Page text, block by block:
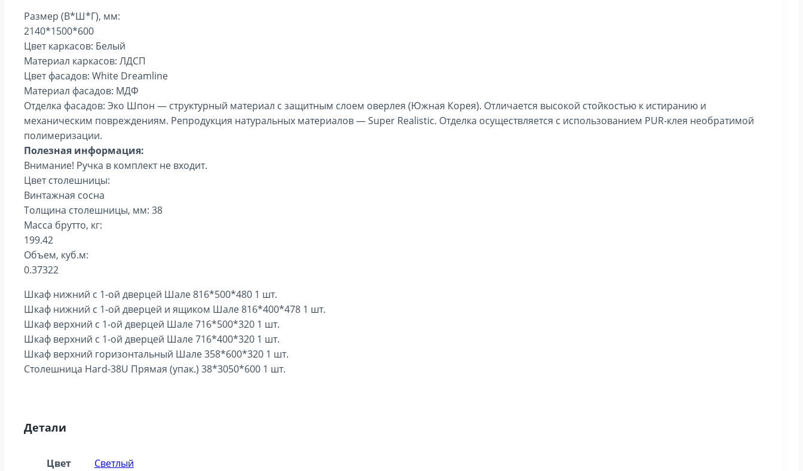
Размер (В*Ш*Г), мм:
2140*1500*600
Цвет каркасов: Белый
Материал каркасов: ЛДСП
Цвет фасадов: White Dreamline
Материал фасадов: МДФ
Отделка фасадов: Эко Шпон — структурный материал с защитным слоем оверлея (Южная Корея). Отличается высокой стойкостью к истиранию и
механическим повреждениям. Репродукция натуральных материалов — Super Realistic. Отделка осуществляется с использованием PUR-клея необратимой
полимеризации.
Полезная информация:
Внимание! Ручка в комплект не входит.
Цвет столешницы:
Винтажная сосна
Толщина столешницы, мм: 38
Масса брутто, кг:
199.42
Объем, куб.м:
0.37322
Шкаф нижний с 1-ой дверцей Шале 816*500*480 1 шт.
Шкаф нижний с 1-ой дверцей и ящиком Шале 816*400*478 1 шт.
Шкаф верхний с 1-ой дверцей Шале 716*500*320 1 шт.
Шкаф верхний с 1-ой дверцей Шале 716*400*320 1 шт.
Шкаф верхний горизонтальный Шале 358*600*320 1 шт.
Столешница Hard-38U Прямая (упак.) 38*3050*600 1 шт.
Детали
Цвет Светлый